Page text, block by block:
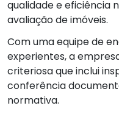
qualidade e eficiência
avaliação de imóveis.
Com uma equipe de
experientes, a
criteriosa que inclui
conferência
normativa.